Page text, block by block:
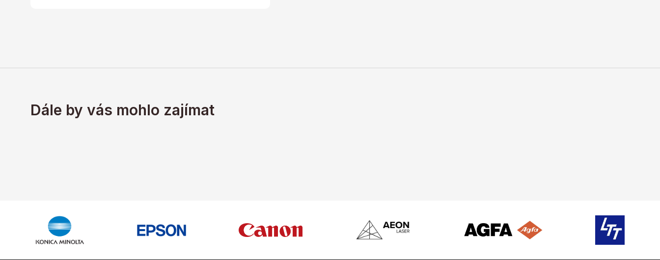
Dále by vás mohlo zajímat